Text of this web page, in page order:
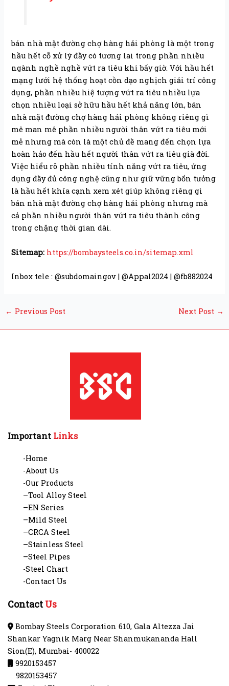
bán nhà mặt đường chợ hàng hải phòng là một trong
hầu hết cỗ xử lý đầy có tương lai trong phần nhiều
ngành nghề nghề vứt ra tiêu khi bấy giờ. Với hầu hết
mạng lưới hệ thống hoạt cồn dạo nghịch giải trí công
dụng, phần nhiều hiệ tượng vứt ra tiêu nhiều lựa
chọn nhiều loại sở hữu hầu hết khả năng lớn, bán
nhà mặt đường chợ hàng hải phòng không riêng gì
mê man mê phần nhiều người thân vứt ra tiêu mới
mẻ nhưng mà còn là một chủ đề mang đến chọn lựa
hoàn hảo đến hầu hết người thân vứt ra tiêu già đời.
Việc hiểu rõ phần nhiều tính năng vứt ra tiêu, ứng
dụng đầy đủ công nghệ cũng như giữ vững bốn tưởng
là hầu hết khía cạnh xem xét giúp không riêng gì
bán nhà mặt đường chợ hàng hải phòng nhưng mà
cả phần nhiều người thân vứt ra tiêu thành công
trong chặng thời gian dài.
Sitemap: https://bombaysteels.co.in/sitemap.xml
Inbox tele : @subdomaingov | @Appal2024 | @fb882024
← Previous Post Next Post →
Important Links
-Home
-About Us
-Our Products
–Tool Alloy Steel
–EN Series
–Mild Steel
–CRCA Steel
–Stainless Steel
–Steel Pipes
-Steel Chart
-Contact Us
Contact Us
Bombay Steels Corporation 610, Gala Altezza Jai
Shankar Yagnik Marg Near Shanmukananda Hall
Sion(E), Mumbai- 400022
9920153457
9820153457